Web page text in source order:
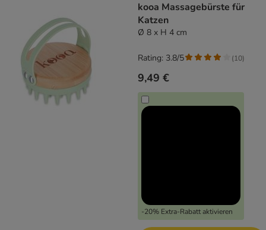
kooa Massagebürste für
Katzen
Ø 8 x H 4 cm
9,49 €
-20% Extra-Rabatt aktivieren
Rating: 3.8/5 (10)